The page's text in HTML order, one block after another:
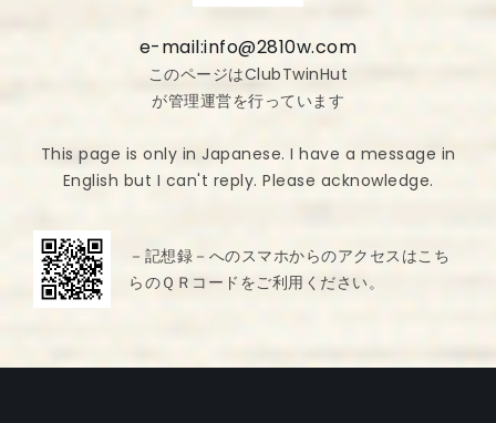
e-mail:info@2810w.com
このページはClubTwinHut
が管理運営を行っています
This page is only in Japanese. I have a message in
English but I can't reply. Please acknowledge.
－記想録－へのスマホからのアクセスはこち
らのＱＲコードをご利用ください。